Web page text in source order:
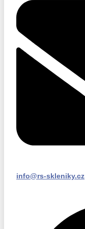
info@rs-skleniky.cz